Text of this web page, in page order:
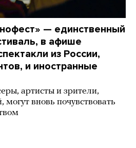
— единственный
в афише
из России,
и иностранные
артисты и зрители,
вновь почувствовать